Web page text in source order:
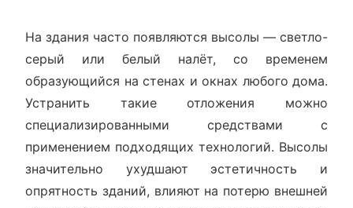
На здания часто появляются высолы — светло-
серый или белый налёт, со временем
образующийся на стенах и окнах любого дома.
Устранить такие отложения можно
специализированными средствами с
применением подходящих технологий. Высолы
значительно ухудшают эстетичность и
опрятность зданий, влияют на потерю внешней